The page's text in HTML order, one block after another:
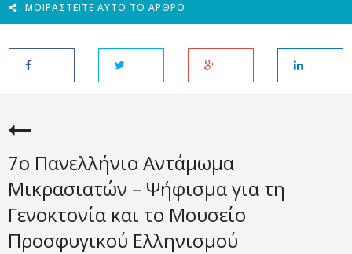
ΜΟΙΡΑΣΤΕΊΤΕ ΑΥΤΌ ΤΟ ΆΡΘΡΟ
7ο Πανελλήνιο Αντάμωμα
Μικρασιατών – Ψήφισμα για τη
Γενοκτονία και το Μουσείο
Προσφυγικού Ελληνισμού